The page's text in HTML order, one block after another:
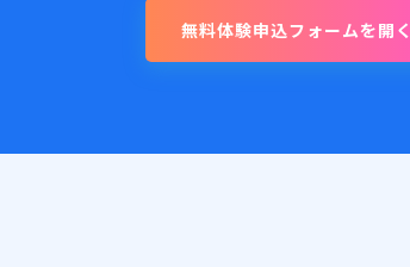
無料体験申込フォームを開く